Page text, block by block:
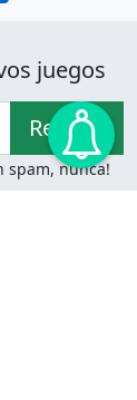
juegos
Recibir!
spam, nunca!